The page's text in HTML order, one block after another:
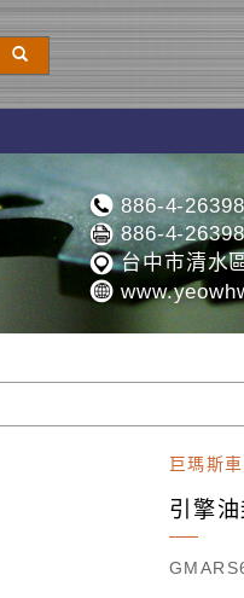
886-4-
886-4-
台中市清水
巨瑪斯
引擎油